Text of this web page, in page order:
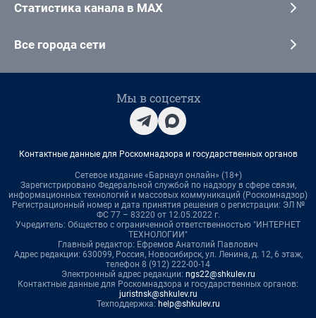
Статистика канала в MAX
Все города сети
Мы в соцсетях
Контактные данные для Роскомнадзора и государственных органов
Сетевое издание «Барнаул онлайн» (18+)
Зарегистрировано Федеральной службой по надзору в сфере связи,
информационных технологий и массовых коммуникаций (Роскомнадзор)
Регистрационный номер и дата принятия решения о регистрации: ЭЛ №
ФС 77 – 83220 от 12.05.2022 г.
Учредитель: Общество с ограниченной ответственностью "ИНТЕРНЕТ
ТЕХНОЛОГИИ"
Главный редактор: Ефремов Анатолий Павлович
Адрес редакции: 630099, Россия, Новосибирск, ул. Ленина, д. 12, 6 этаж,
телефон 8 (912) 222-00-14
Электронный адрес редакции: ngs22@shkulev.ru
Контактные данные для Роскомнадзора и государственных органов:
juristnsk@shkulev.ru
Техподдержка: help@shkulev.ru